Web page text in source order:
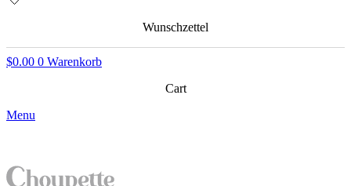
Wunschzettel
$0.00 0 Warenkorb
Cart
Menu